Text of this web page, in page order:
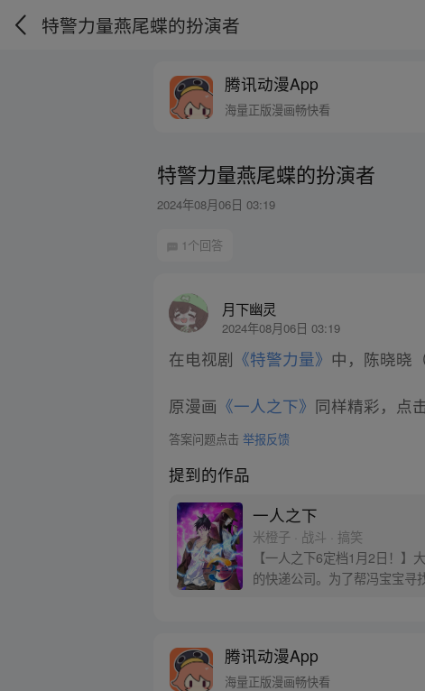
特警力量燕尾蝶的扮演者
腾讯动漫App
海量正版漫画畅快看
特警力量燕尾蝶的扮演者
2024年08月06日 03:19
1个回答
月下幽灵
2024年08月06日 03:19
在电视剧 《特警力量》 中，陈晓晓
原漫画 《一人之下》 同样精彩，点
答案问题点击举报反馈
提到的作品
一人之下
米橙子 · 战斗 · 搞笑
【一人之下6定档1月2日！
的快递公司。为了帮冯宝宝寻
腾讯动漫App
海量正版漫画畅快看